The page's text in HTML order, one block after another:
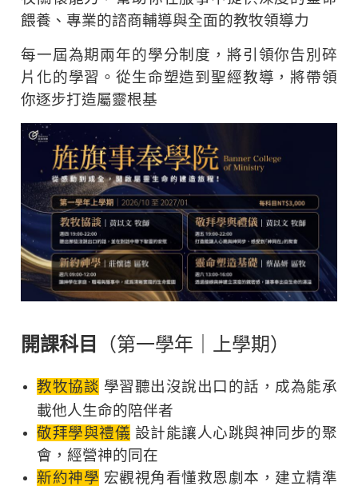
餵養、專業的諮商輔導與全面的教牧領導力
每一屆為期兩年的學分制度，將引領你告別碎
片化的學習。從生命塑造到聖經教導，將帶領
你逐步打造屬靈根基
開課科目 （第一學年｜上學期）
教牧協談 學習聽出沒說出口的話，成為能承
載他人生命的陪伴者
敬拜學與禮儀 設計能讓人心跳與神同步的聚
會，經營神的同在
新約神學 宏觀視角看懂救恩劇本，建立精準